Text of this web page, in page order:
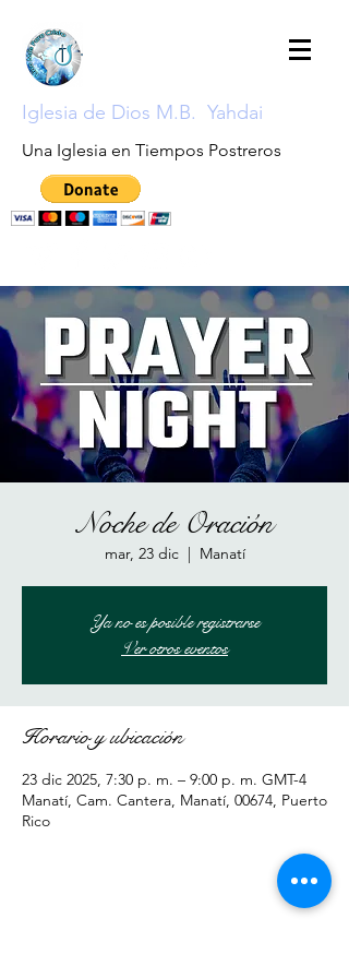
Iglesia de Dios M.B. Yahdai
Una Iglesia en Tiempos Postreros
Noche de Oración
mar, 23 dic
  |
Manatí
Ya no es posible registrarse
Ver otros eventos
Horario y ubicación
23 dic 2025, 7:30 p. m. – 9:00 p. m. GMT-4
Manatí, Cam. Cantera, Manatí, 00674, Puerto
Rico